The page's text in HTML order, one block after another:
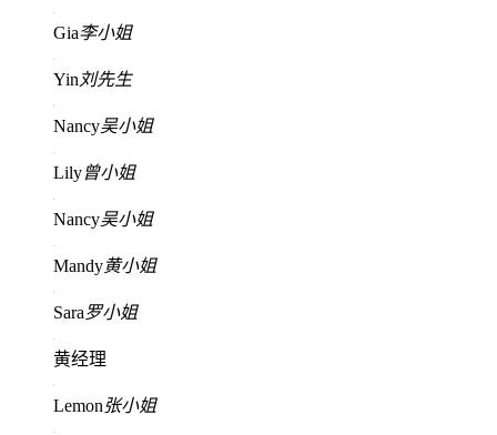
Gia李小姐
Yin 刘先生
Nancy吴小姐
Lily曾小姐
Nancy吴小姐
Mandy黄小姐
Sara罗小姐
黄经理
Lemon张小姐